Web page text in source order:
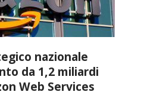
nazionale
da 1,2 miliardi
Web Services